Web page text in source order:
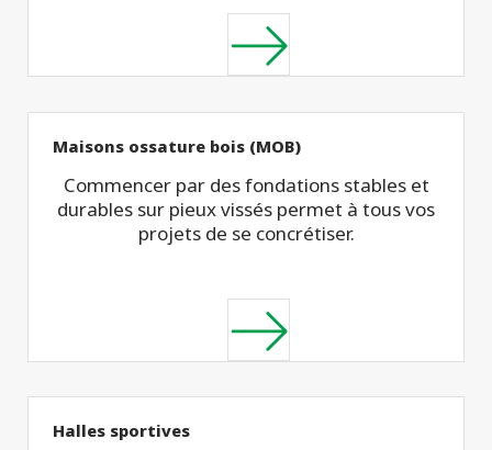
Maisons ossature bois (MOB)
Commencer par des fondations stables et
durables sur pieux vissés permet à tous vos
projets de se concrétiser.
Halles sportives